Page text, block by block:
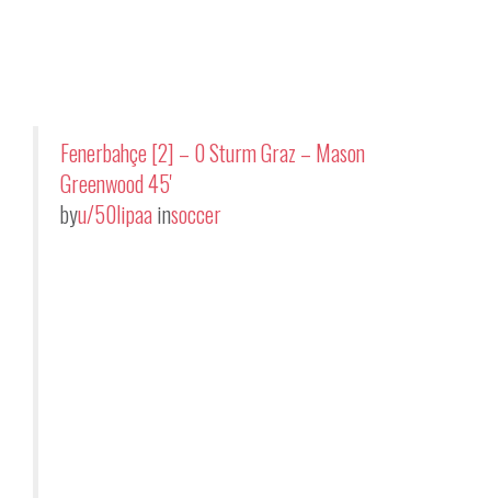
Fenerbahçe [2] – 0 Sturm Graz – Mason
Greenwood 45'
byu/50lipaainsoccer